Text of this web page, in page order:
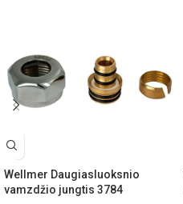
Wellmer Daugiasluoksnio
vamzdžio jungtis 3784